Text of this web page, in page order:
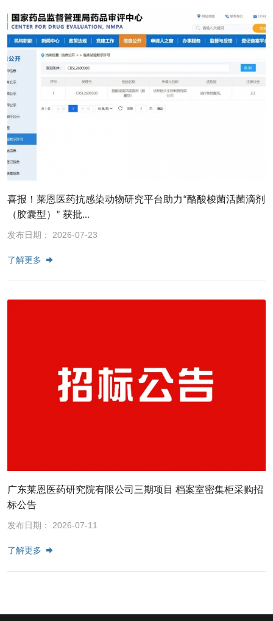
喜报！莱恩医药抗感染动物研究平台助力“酪酸梭菌活菌滴剂
（胶囊型）” 获批...
发布日期： 2026-07-23
了解更多
广东莱恩医药研究院有限公司三期项目 档案室密集柜采购招
标公告
发布日期： 2026-07-11
了解更多